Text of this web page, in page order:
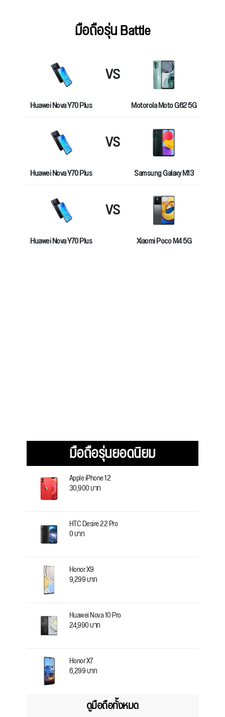
มือถือรุ่น Battle
Huawei Nova Y70 Plus
VS
Motorola Moto G62 5G
Huawei Nova Y70 Plus
VS
Samsung Galaxy M13
Huawei Nova Y70 Plus
VS
Xiaomi Poco M4 5G
มือถือรุ่นยอดนิยม
Apple iPhone 12
30,900 บาท
HTC Desire 22 Pro
0 บาท
Honor X9
9,299 บาท
Huawei Nova 10 Pro
24,990 บาท
Honor X7
6,299 บาท
ดูมือถือทั้งหมด